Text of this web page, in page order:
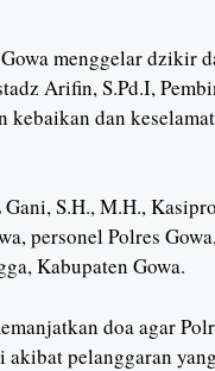
menggelar dzikir
Arifin, S.Pd.I,
dan
S.H., M.H.,
personel Polres
Kabupaten Gowa.
doa agar
pelanggaran